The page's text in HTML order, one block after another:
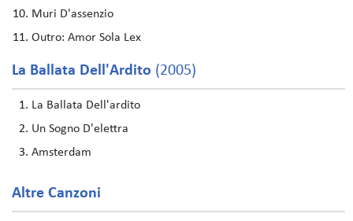
Muri D'assenzio
Outro: Amor Sola Lex
La Ballata Dell'Ardito (2005)
La Ballata Dell'ardito
Un Sogno D'elettra
Amsterdam
Altre Canzoni